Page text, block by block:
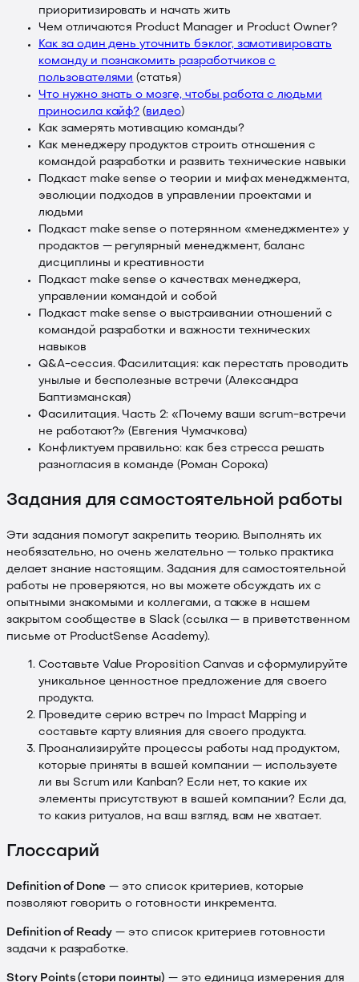
приоритизировать и начать жить
Чем отличаются Product Manager и Product Owner?
Как за один день уточнить бэклог, замотивировать
команду и познакомить разработчиков с
пользователями (статья)
Что нужно знать о мозге, чтобы работа с людьми
приносила кайф? (видео)
Как замерять мотивацию команды?
Как менеджеру продуктов строить отношения с
командой разработки и развить технические навыки
Подкаст make sense о теории и мифах менеджмента,
эволюции подходов в управлении проектами и
людьми
Подкаст make sense о потерянном «менеджменте» у
продактов — регулярный менеджмент, баланс
дисциплины и креативности
Подкаст make sense о качествах менеджера,
управлении командой и собой
Подкаст make sense о выстраивании отношений с
командой разработки и важности технических
навыков
Q&A-сессия. Фасилитация: как перестать проводить
унылые и бесполезные встречи (Александра
Баптизманская)
Фасилитация. Часть 2: «Почему ваши scrum-встречи
не работают?» (Евгения Чумачкова)
Конфликтуем правильно: как без стресса решать
разногласия в команде (Роман Сорока)
Задания для самостоятельной работы
Эти задания помогут закрепить теорию. Выполнять их
необязательно, но очень желательно — только практика
делает знание настоящим. Задания для самостоятельной
работы не проверяются, но вы можете обсуждать их с
опытными знакомыми и коллегами, а также в нашем
закрытом сообществе в Slack (ссылка — в приветственном
письме от ProductSense Academy).
Составьте Value Proposition Canvas и сформулируйте
уникальное ценностное предложение для своего
продукта.
Проведите серию встреч по Impact Mapping и
составьте карту влияния для своего продукта.
Проанализируйте процессы работы над продуктом,
которые приняты в вашей компании — используете
ли вы Scrum или Kanban? Если нет, то какие их
элементы присутствуют в вашей компании? Если да,
то какиз ритуалов, на ваш взгляд, вам не хватает.
Глоссарий
Definition of Done — это список критериев, которые
позволяют говорить о готовности инкремента.
Definition of Ready — это список критериев готовности
задачи к разработке.
Story Points (стори поинты) — это единица измерения для